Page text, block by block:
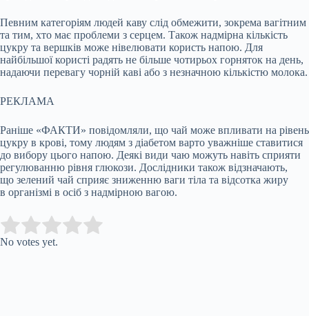
Певним категоріям людей каву слід обмежити, зокрема вагітним
та тим, хто має проблеми з серцем. Також надмірна кількість
цукру та вершків може нівелювати користь напою. Для
найбільшої користі радять не більше чотирьох горняток на день,
надаючи перевагу чорній каві або з незначною кількістю молока.
РЕКЛАМА
Раніше «ФАКТИ» повідомляли, що чай може впливати на рівень
цукру в крові, тому людям з діабетом варто уважніше ставитися
до вибору цього напою. Деякі види чаю можуть навіть сприяти
регулюванню рівня глюкози. Дослідники також відзначають,
що зелений чай сприяє зниженню ваги тіла та відсотка жиру
в організмі в осіб з надмірною вагою.
Rate this item:
No votes yet.